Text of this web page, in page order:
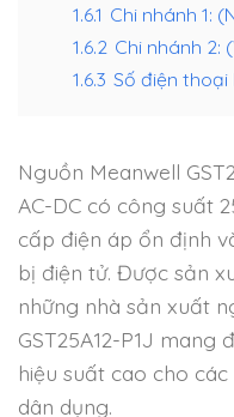
1.6.1 Chi nhánh 1:
1.6.2 Chi nhánh 2:
1.6.3 Số điện thoại
Nguồn Meanwell
AC-DC có công suất
cấp điện áp ổn định
bị điện tử. Được sản
những nhà sản xuất
GST25A12-P1J
hiệu suất cao cho
dân dụng.